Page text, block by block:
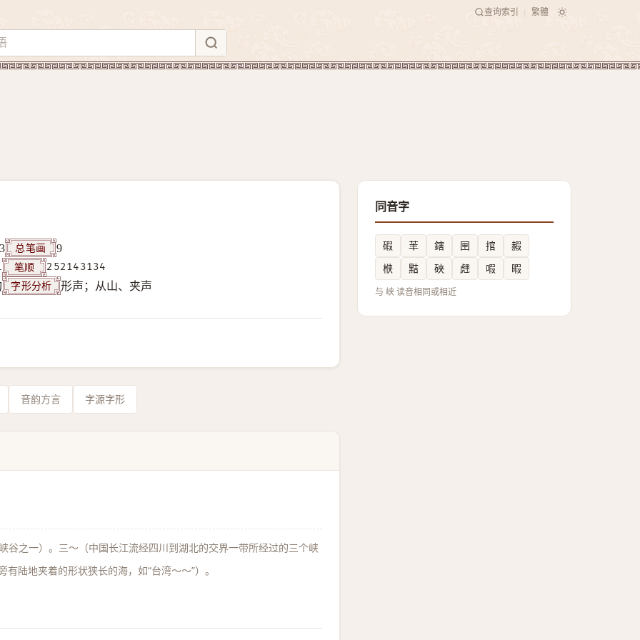
查询索引 繁體
3 总笔画
9
笔顺
252143134
字形分析 形声；从山、夹声
音韵方言 字源字形
谷之一）。三～（中国长江流经四川到湖北的交界一带所经过的三个峡
有陆地夹着的形状狭长的海，如“台湾～～”）。
同音字
碬 䒠 鎋 㘡 捾
赮
㮉
黠 硤 䖖 㗇 暇
与 峡 读音相同或相近